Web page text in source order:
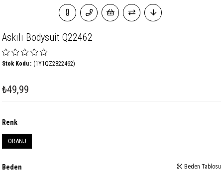
Askılı Bodysuit Q22462
(1Y1QZ2822462)
Stok Kodu
₺49,99
Renk
ORANJ
Beden Beden Tablosu